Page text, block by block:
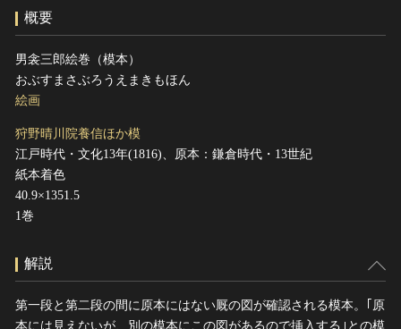
文化遺産データベース
国指定文化財等データベース
概要
男衾三郎絵巻（模本）
おぶすまさぶろうえまきもほん
絵画
狩野晴川院養信ほか模
江戸時代・文化13年(1816)、原本：鎌倉時代・13世紀
紙本着色
40.9×1351.5
1巻
解説
第一段と第二段の間に原本にはない厩の図が確認される模本。｢原
本には見えないが、別の模本にこの図があるので挿入する｣との模